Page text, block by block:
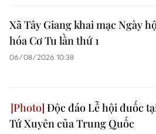
Xã Tây Giang khai mạc Ngày
hóa Cơ Tu lần thứ 1
06/08/2026 10:38
Độc đáo Lễ hội đuốc
Tứ Xuyên của Trung Quốc